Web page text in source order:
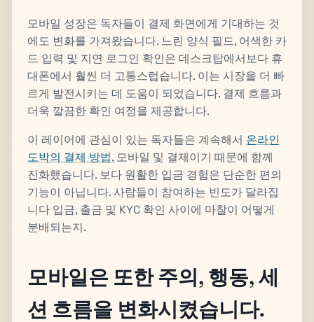
모바일 성장은 독자들이 결제 화면에게 기대하는 것
에도 변화를 가져왔습니다. 느린 양식 필드, 어색한 카
드 입력 및 지연 로그인 확인은 데스크탑에서보다 휴
대폰에서 훨씬 더 고통스럽습니다. 이는 시장을 더 빠
르게 발전시키는 데 도움이 되었습니다. 결제 흐름과
더욱 깔끔한 확인 여정을 제공합니다.
이 레이어에 관심이 있는 독자들은 계속해서 온라인
도박의 결제 방법, 모바일 및 결제이기 때문에 함께
진화했습니다. 보다 원활한 입금 경험은 단순한 편의
기능이 아닙니다. 사람들이 참여하는 빈도가 달라집
니다 입금, 출금 및 KYC 확인 사이에 마찰이 어떻게
분배되는지.
모바일은 또한 주의, 행동, 세
션 흐름을 변화시켰습니다.